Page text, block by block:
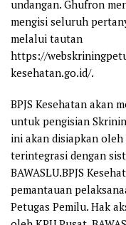
undangan. Ghufron
mengisi seluruh
melalui tautan
https://
kesehatan.go.id/.
BPJS Kesehatan akan
untuk pengisian
ini akan disiapkan oleh
terintegrasi dengan
BAWASLU.BPJS
pemantauan
Petugas Pemilu. Hak